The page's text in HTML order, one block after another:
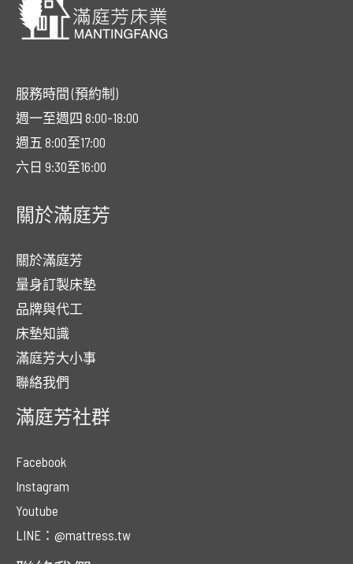
服務時間 (預約制)
週一至週四 8:00-18:00
週五 8:00至17:00
六日 9:30至16:00
關於滿庭芳
關於滿庭芳
量身訂製床墊
品牌與代工
床墊知識
滿庭芳大小事
聯絡我們
滿庭芳社群
Facebook
Instagram
Youtube
LINE：@mattress.tw